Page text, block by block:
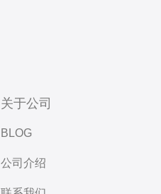
关于公司
BLOG
公司介绍